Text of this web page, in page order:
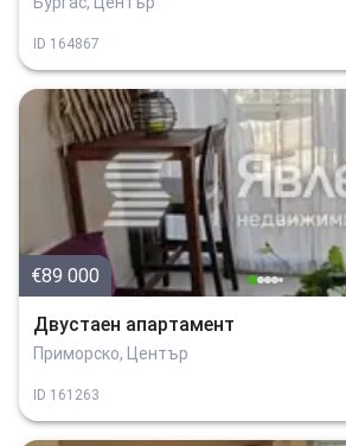
ID 164867
€89 000
Двустаен апартамент
Приморско, Център
ID 161263